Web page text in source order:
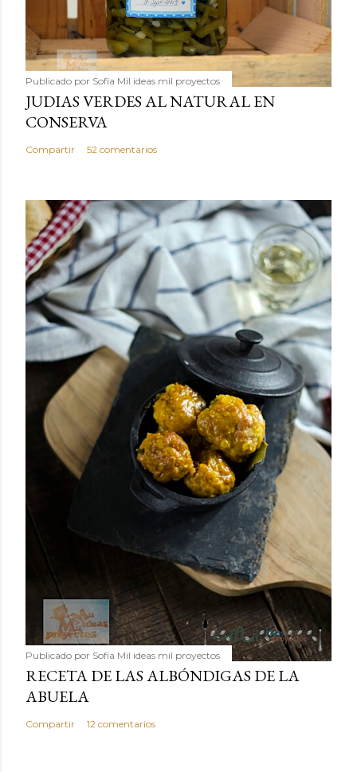
Publicado por Sofía Mil ideas mil proyectos
JUDIAS VERDES AL NATURAL EN
CONSERVA
Compartir 52 comentarios
Publicado por Sofía Mil ideas mil proyectos
RECETA DE LAS ALBÓNDIGAS DE LA
ABUELA
Compartir 12 comentarios